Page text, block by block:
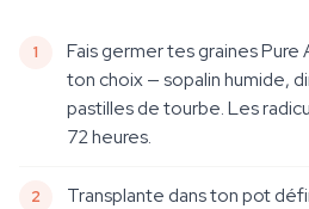
Fais germer tes graines
ton choix — sopalin humide,
pastilles de tourbe. Les
72 heures.
Transplante dans ton pot